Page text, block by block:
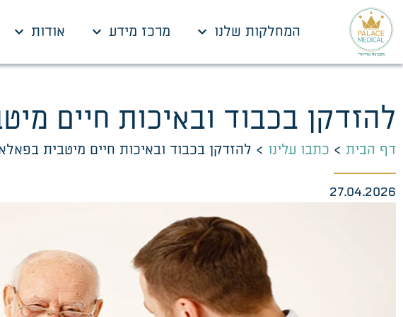
המחלקות שלנו מרכז מידע אודות
להזדקן בכבוד ובאיכות חיים
דף הבית > כתבו עלינו > להזדקן בכבוד ובאיכות חיים מיטבית
27.04.2026